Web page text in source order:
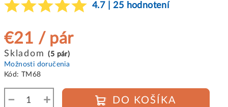
4.7 | 25 hodnotení
€21 / pár
Jednotková
cena:
Skladom(5 pár)
Možnosti doručenia
Kód:
TM68
+
− DO KOŠÍKA